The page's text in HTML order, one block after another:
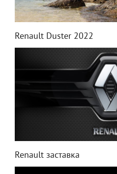
Renault Duster 2022
Renault заставка